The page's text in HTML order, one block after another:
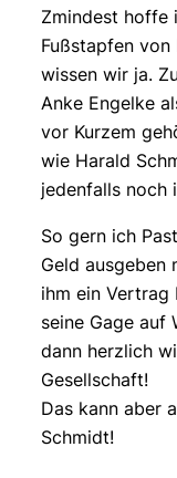
Zmindest
Fußstapfen
wissen wir ja.
Anke Engelke
vor Kurzem
wie Harald
jedenfalls noch
So gern ich
Geld ausgeben
ihm ein Vertrag
seine Gage auf
dann herzlich
Gesellschaft!
Das kann aber
Schmidt!